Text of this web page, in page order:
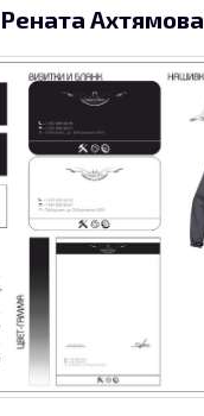
Рената Ахтямова